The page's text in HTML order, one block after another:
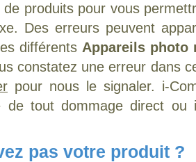
de produits pour vous
Des erreurs peuvent
différents Appareils photo
constatez une erreur dans
pour nous le signaler. i-
de tout dommage direct
pas votre produit ?